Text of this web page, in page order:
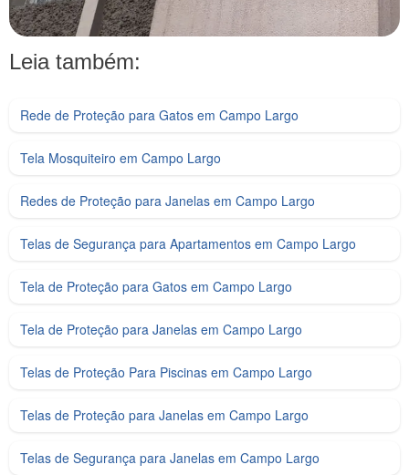
Leia também:
Rede de Proteção para Gatos em Campo Largo
Tela Mosquiteiro em Campo Largo
Redes de Proteção para Janelas em Campo Largo
Telas de Segurança para Apartamentos em Campo Largo
Tela de Proteção para Gatos em Campo Largo
Tela de Proteção para Janelas em Campo Largo
Telas de Proteção Para Piscinas em Campo Largo
Telas de Proteção para Janelas em Campo Largo
Telas de Segurança para Janelas em Campo Largo